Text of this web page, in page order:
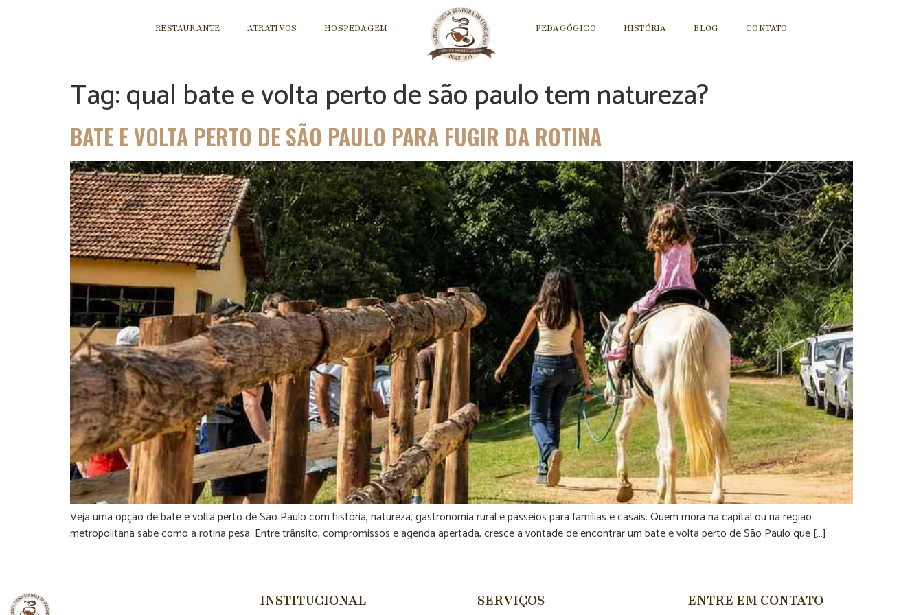
RESTAURANTE ATRATIVOS HOSPEDAGEM PEDAGÓGICO HISTÓRIA BLOG CONTATO
Tag:qual bate e volta perto de são paulo tem natureza?
BATE E VOLTA PERTO DE SÃO PAULO PARA FUGIR DA ROTINA
Veja uma opção de bate e volta perto de São Paulo com história, natureza, gastronomia rural e passeios para famílias e casais. Quem mora na capital ou na região
metropolitana sabe como a rotina pesa. Entre trânsito, compromissos e agenda apertada, cresce a vontade de encontrar um bate e volta perto de São Paulo que […]
INSTITUCIONAL SERVIÇOS ENTRE EM CONTATO